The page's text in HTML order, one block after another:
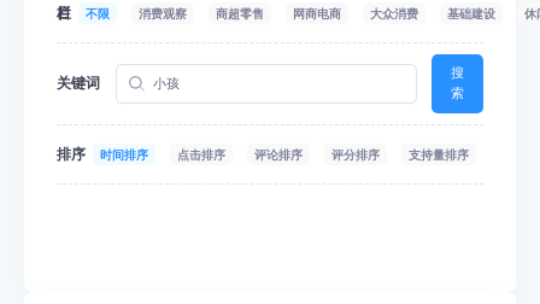
栏目 不限 消费观察 商超零售 网商电商 大众消费 基础建设 休
关键词
搜
索
排序 时间排序 点击排序 评论排序 评分排序 支持量排序